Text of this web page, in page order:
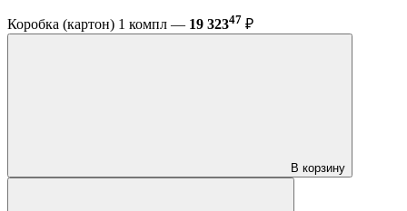
Коробка (картон) 1 компл — 19 32347 ₽
В корзину